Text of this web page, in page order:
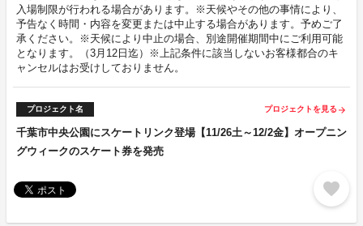
入場制限が行われる場合があります。※天候やその他の事情により、
予告なく時間・内容を変更または中止する場合があります。予めご了
承ください。※天候により中止の場合、別途開催期間中にご利用可能
となります。（3月12日迄）※上記条件に該当しないお客様都合のキ
ャンセルはお受けしておりません。
プロジェクト名 プロジェクトを見る arrow_forward
千葉市中央公園にスケートリンク登場【11/26土～12/2金】オープニン
グウィークのスケート券を発売
favorite